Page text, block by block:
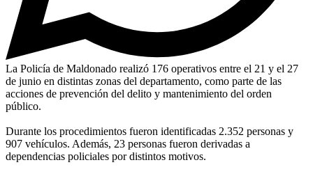
La Policía de Maldonado realizó 176 operativos entre el 21 y el 27
de junio en distintas zonas del departamento, como parte de las
acciones de prevención del delito y mantenimiento del orden
público.
Durante los procedimientos fueron identificadas 2.352 personas y
907 vehículos. Además, 23 personas fueron derivadas a
dependencias policiales por distintos motivos.